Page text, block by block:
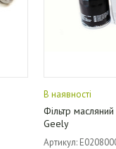
В наявності
Фільтр масляний
Geely
Артикул: